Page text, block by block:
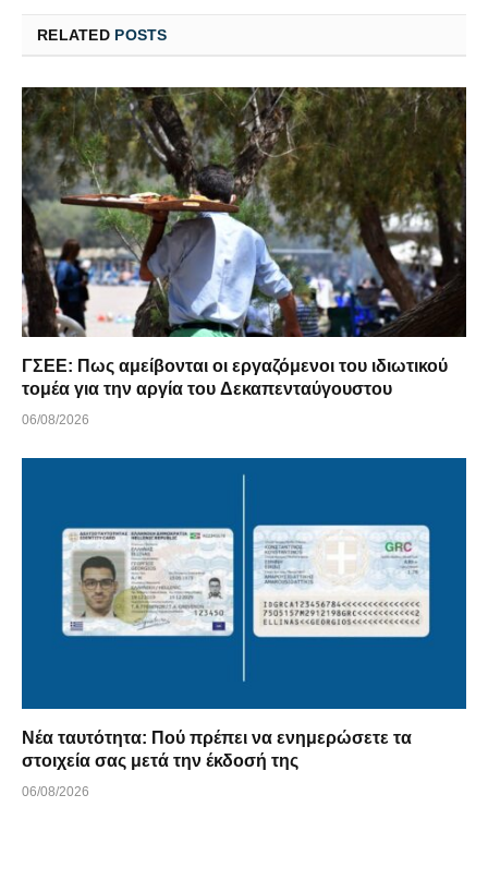
RELATED POSTS
ΓΣΕΕ: Πως αμείβονται οι εργαζόμενοι του ιδιωτικού
τομέα για την αργία του Δεκαπενταύγουστου
06/08/2026
Νέα ταυτότητα: Πού πρέπει να ενημερώσετε τα
στοιχεία σας μετά την έκδοσή της
06/08/2026